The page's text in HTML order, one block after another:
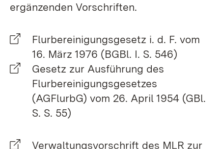
ergänzenden Vorschriften.
Flurbereinigungsgesetz i. d. F. vom
16. März 1976 (BGBl. I. S. 546)
Gesetz zur Ausführung des
Flurbereinigungsgesetzes
(AGFlurbG) vom 26. April 1954 (GBl.
S. S. 55)
Verwaltungsvorschrift des MLR zur